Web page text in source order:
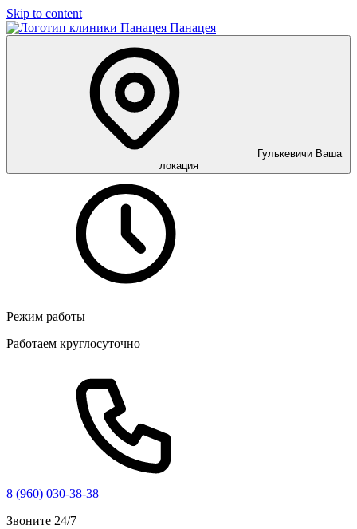
Skip to content
Панацея
Гулькевичи Ваша
локация
Режим работы
Работаем круглосуточно
8 (960) 030-38-38
Звоните 24/7